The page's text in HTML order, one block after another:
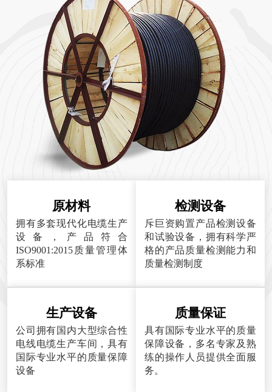
原材料
拥有多套现代化电缆生产
设备，产品符合
ISO9001:2015质量管理体
系标准
检测设备
斥巨资购置产品检测设备
和试验设备，拥有科学严
格的产品质量检测能力和
质量检测制度
生产设备
公司拥有国内大型综合性
电线电缆生产车间，具有
国际专业水平的质量保障
设备
质量保证
具有国际专业水平的质量
保障设备，多名专家及熟
练的操作人员提供全面服
务。